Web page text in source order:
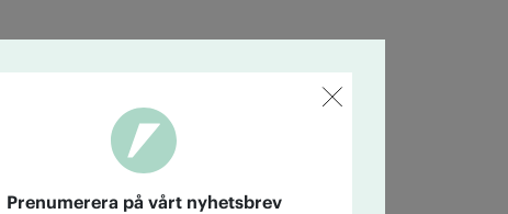
Prenumerera på vårt nyhetsbrev